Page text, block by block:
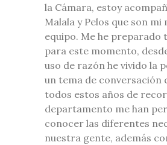
la Cámara, estoy
Malala y Pelos que son mi
equipo. Me he preparado
para este momento,
uso de razón he vivido la
un tema de conversación
todos estos años de
departamento me han
conocer las diferentes
nuestra gente, además